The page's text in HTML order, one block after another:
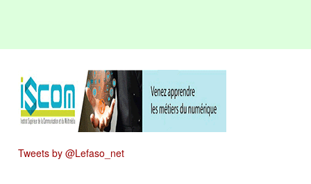
Tweets by @Lefaso_net